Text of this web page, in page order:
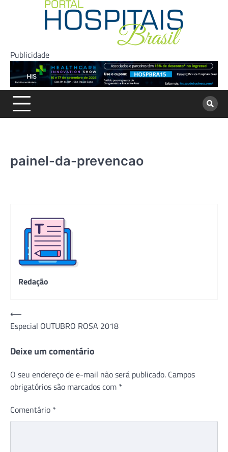
Publicidade
painel-da-prevencao
Redação
Navegação
de
Post
⟵
Especial OUTUBRO ROSA 2018
Deixe um comentário
O seu endereço de e-mail não será publicado. Campos
obrigatórios são marcados com *
Comentário *